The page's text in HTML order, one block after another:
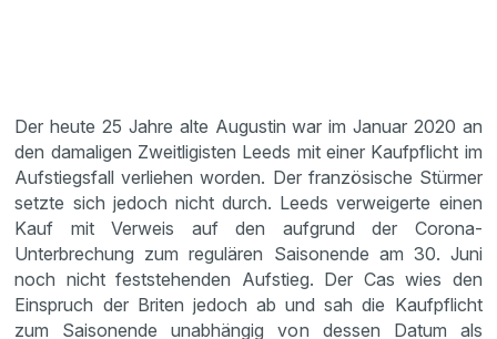
Der heute 25 Jahre alte Augustin war im Januar 2020 an
den damaligen Zweitligisten Leeds mit einer Kaufpflicht im
Aufstiegsfall verliehen worden. Der französische Stürmer
setzte sich jedoch nicht durch. Leeds verweigerte einen
Kauf mit Verweis auf den aufgrund der Corona-
Unterbrechung zum regulären Saisonende am 30. Juni
noch nicht feststehenden Aufstieg. Der Cas wies den
Einspruch der Briten jedoch ab und sah die Kaufpflicht
zum Saisonende unabhängig von dessen Datum als